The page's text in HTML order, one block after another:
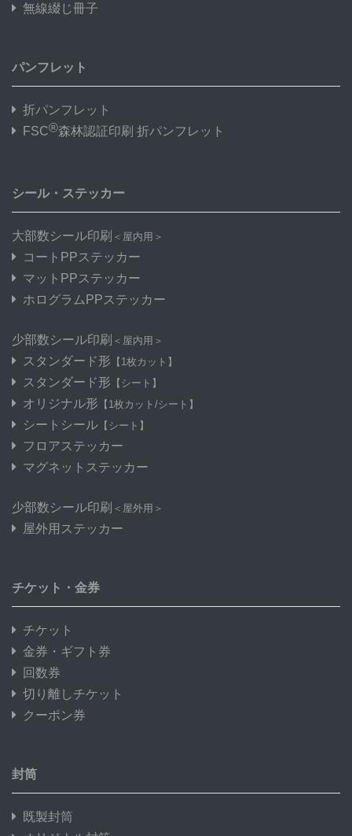
無線綴じ冊子
パンフレット
折パンフレット
FSC®森林認証印刷 折パンフレット
シール・ステッカー
大部数シール印刷 ＜屋内用＞
コートPPステッカー
マットPPステッカー
ホログラムPPステッカー
少部数シール印刷 ＜屋内用＞
スタンダード形 【1枚カット】
スタンダード形 【シート】
オリジナル形 【1枚カット/シート】
シートシール 【シート】
フロアステッカー
マグネットステッカー
少部数シール印刷 ＜屋外用＞
屋外用ステッカー
チケット・金券
チケット
金券・ギフト券
回数券
切り離しチケット
クーポン券
封筒
既製封筒